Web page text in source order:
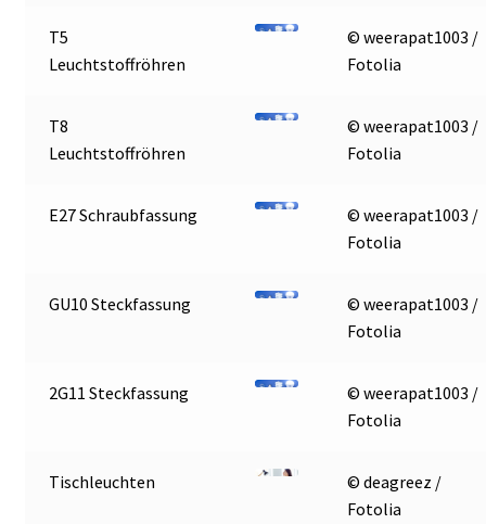
T5
Leuchtstoffröhren
© weerapat1003 /
Fotolia
T8
Leuchtstoffröhren
© weerapat1003 /
Fotolia
E27 Schraubfassung
© weerapat1003 /
Fotolia
GU10 Steckfassung
© weerapat1003 /
Fotolia
2G11 Steckfassung
© weerapat1003 /
Fotolia
Tischleuchten
© deagreez /
Fotolia